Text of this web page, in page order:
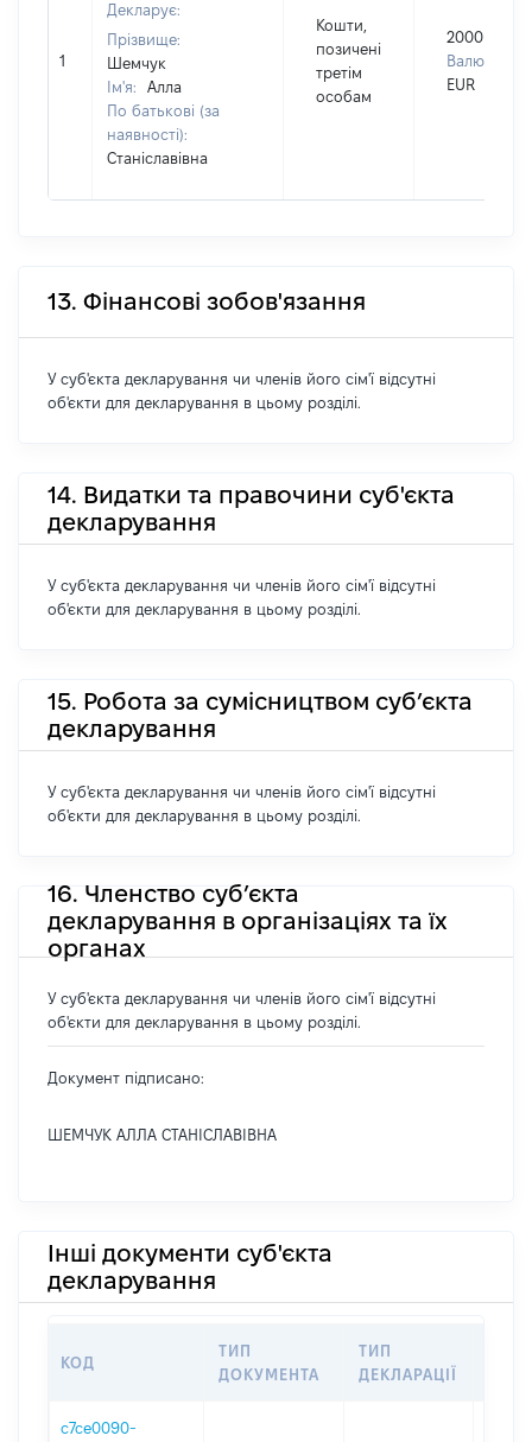
1
Декларує:
Прізвище:
Шемчук
Ім'я:
Алла
По батькові (за
наявності):
Станіславівна
Кошти,
позичені
третім
особам
2000
Валюта:
EUR
13. Фінансові зобов'язання
У суб'єкта декларування чи членів його сім'ї відсутні
об'єкти для декларування в цьому розділі.
14. Видатки та правочини суб'єкта
декларування
У суб'єкта декларування чи членів його сім'ї відсутні
об'єкти для декларування в цьому розділі.
15. Робота за сумісництвом суб’єкта
декларування
У суб'єкта декларування чи членів його сім'ї відсутні
об'єкти для декларування в цьому розділі.
16. Членство суб’єкта
декларування в організаціях та їх
органах
У суб'єкта декларування чи членів його сім'ї відсутні
об'єкти для декларування в цьому розділі.
Документ підписано:
ШЕМЧУК АЛЛА СТАНІСЛАВІВНА
Інші документи суб'єкта
декларування
КОД
ТИП
ДОКУМЕНТА
ТИП
ДЕКЛАРАЦІЇ
c7ce0090-